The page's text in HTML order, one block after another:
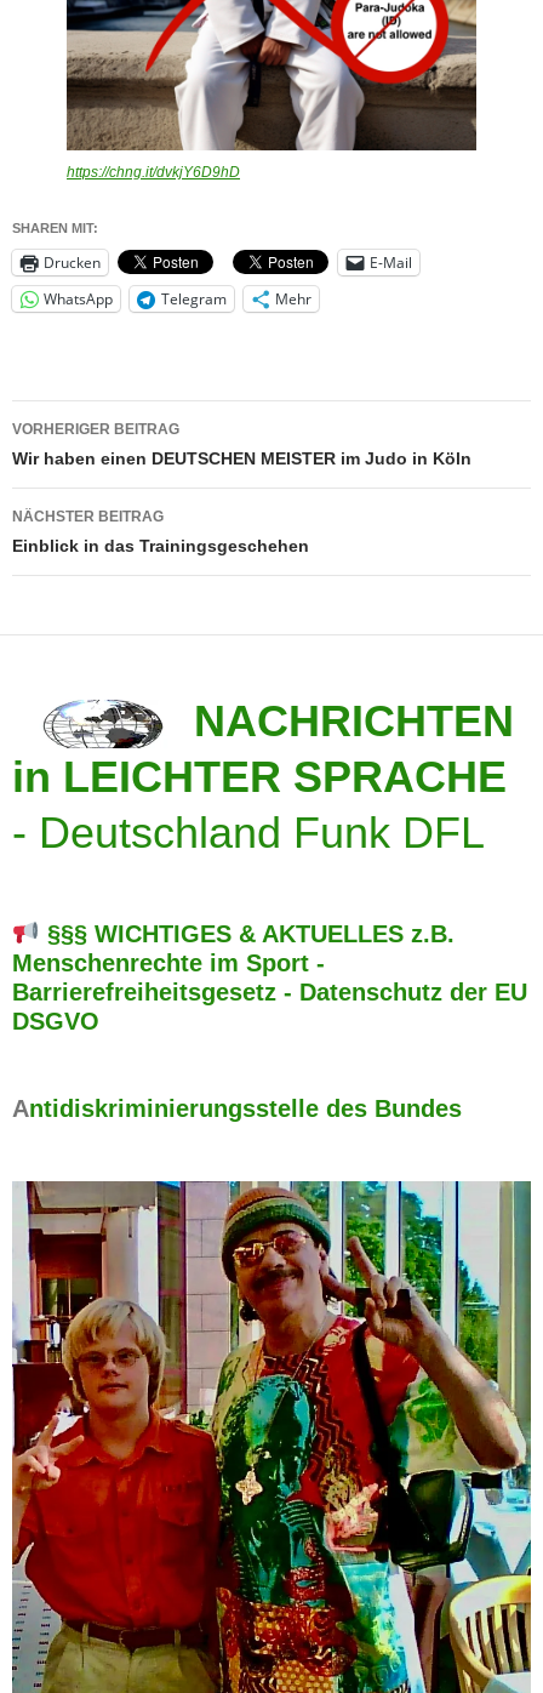
https://chng.it/dvkjY6D9hD
SHAREN MIT:
Drucken
E-Mail
WhatsApp
Telegram Mehr
Beitragsnavigation
VORHERIGER BEITRAG
Wir haben einen DEUTSCHEN MEISTER im Judo in Köln
NÄCHSTER BEITRAG
Einblick in das Trainingsgeschehen
NACHRICHTEN
in LEICHTER SPRACHE
- Deutschland Funk DFL
§§§ WICHTIGES & AKTUELLES z.B.
Menschenrechte im Sport -
Barrierefreiheitsgesetz - Datenschutz der EU
DSGVO
Antidiskriminierungsstelle des Bundes